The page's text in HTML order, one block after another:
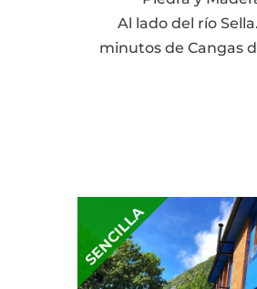
Al lado del río
minutos de Cangas
SENCILLA